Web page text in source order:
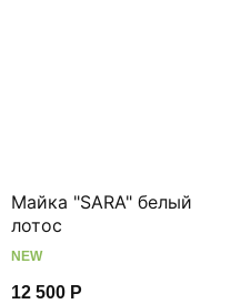
Mайка "SARA" белый
лотос
NEW
12 500 Р